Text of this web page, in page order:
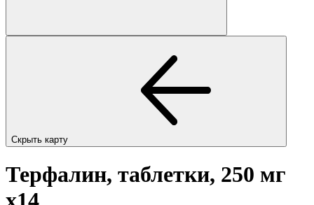
Скрыть карту
Терфалин, таблетки, 250 мг